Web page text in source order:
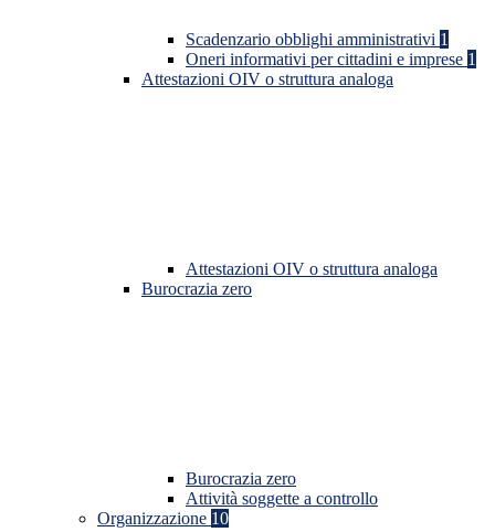
Scadenzario obblighi amministrativi 1
Oneri informativi per cittadini e imprese 1
Attestazioni OIV o struttura analoga
Attestazioni OIV o struttura analoga
Burocrazia zero
Burocrazia zero
Attività soggette a controllo
Organizzazione 10